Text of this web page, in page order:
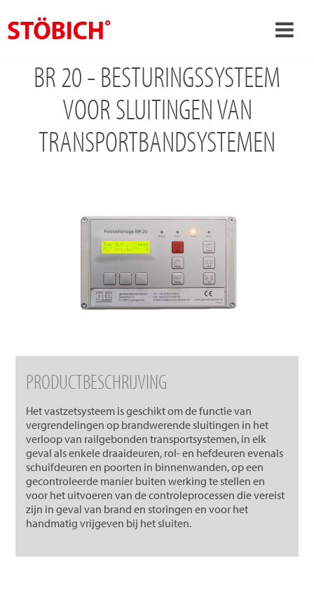
NL
Over ons
Referenties
BR 20 - BESTURINGSSYSTEEM
VOOR SLUITINGEN VAN
TRANSPORTBANDSYSTEMEN
PRODUCTBESCHRIJVING
Het vastzetsysteem is geschikt om de functie van
vergrendelingen op brandwerende sluitingen in het
verloop van railgebonden transportsystemen, in elk
geval als enkele draaideuren, rol- en hefdeuren evenals
schuifdeuren en poorten in binnenwanden, op een
gecontroleerde manier buiten werking te stellen en
voor het uitvoeren van de controleprocessen die vereist
zijn in geval van brand en storingen en voor het
handmatig vrijgeven bij het sluiten.